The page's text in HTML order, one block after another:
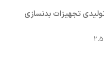
تولیدی تجهیزات بدنسازی